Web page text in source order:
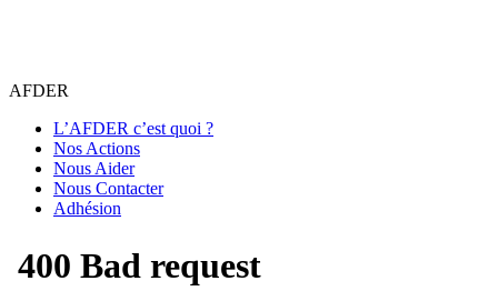
AFDER
L’AFDER c’est quoi ?
Nos Actions
Nous Aider
Nous Contacter
Adhésion